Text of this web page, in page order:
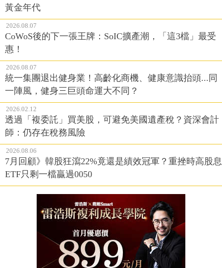
黃金年代
2026.08.07
CoWoS後的下一張王牌：SoIC擴產潮，「這3檔」最受
惠！
2026.08.07
統一集團退出健身業！高齡化商機、健康意識抬頭...同
一陣風，健身三巨頭命運大不同？
2026.02.12
透過「複委託」買美股，可避免美國遺產稅？資深會計
師：仍存在稅務風險
2026.08.06
7月回顧》韓股狂瀉22%竟還是績效冠軍？重挫時高股息
ETF只剩一檔贏過0050